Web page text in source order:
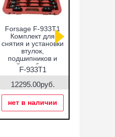
Forsage F-933T1
Комплект для
снятия и установки
втулок,
подшипников и
сайлентблоков
F-933T1
12295.00руб.
нет в наличии